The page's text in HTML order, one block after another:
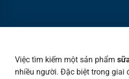
Việc tìm kiếm một sản phẩm
nhiều người. Đặc biệt trong giai